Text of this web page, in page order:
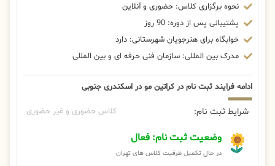
نحوه برگزاری کلاس: حضوری و آنلاین
پشتیبانی پس از دوره: 90 روز
خوابگاه برای هنرجویان شهرستانی: دارد
مدرک بین المللی: سازمان فنی حرفه ای و بین المللی
ادامه فرایند ثبت نام در کراتین مو در اسکندری جنوبی
شرایط ثبت نام: کلاس حضوری و غیر حضوری
وضعیت ثبت نام: فعال
در حال تکمیل ظرفیت کلاس های تهران